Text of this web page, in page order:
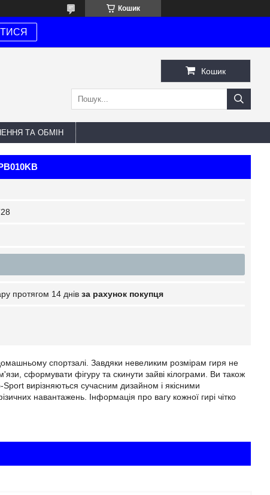
Кошик
Кошик
ТА ОБМІН
протягом 14 днів за рахунок покупця
спортзалі. Завдяки невеликим розмірам гиря не
сформувати фігуру та скинути зайві кілограми. Ви також
вирізняються сучасним дизайном і якісними
навантажень. Інформація про вагу кожної гирі чітко